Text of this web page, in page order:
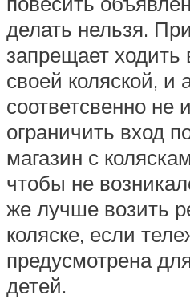
делать нельзя.
запрещает ходить
своей коляской, и
соответсвенно не
ограничить вход
магазин с
чтобы не
же лучше возить
коляске, если
предусмотрена
детей.